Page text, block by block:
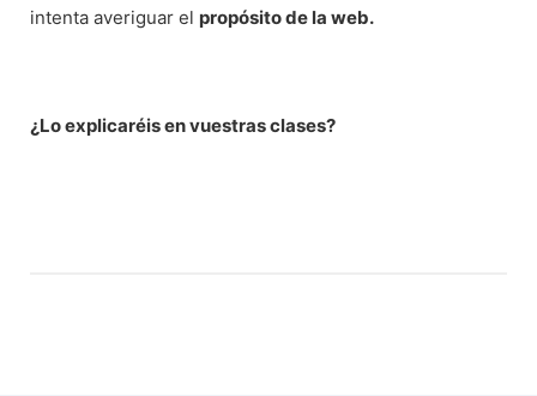
intenta averiguar el propósito de la web.
¿Lo explicaréis en vuestras clases?